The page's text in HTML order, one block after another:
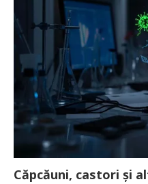
Căpcăuni, castori și